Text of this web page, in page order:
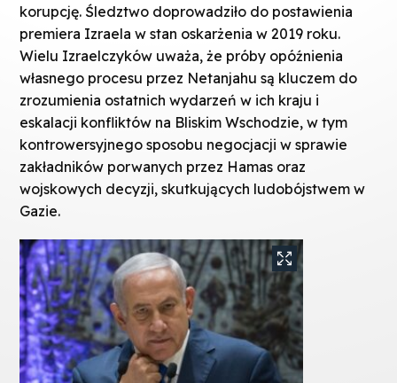
korupcję. Śledztwo doprowadziło do postawienia
premiera Izraela w stan oskarżenia w 2019 roku.
Wielu Izraelczyków uważa, że próby opóźnienia
własnego procesu przez Netanjahu są kluczem do
zrozumienia ostatnich wydarzeń w ich kraju i
eskalacji konfliktów na Bliskim Wschodzie, w tym
kontrowersyjnego sposobu negocjacji w sprawie
zakładników porwanych przez Hamas oraz
wojskowych decyzji, skutkujących ludobójstwem w
Gazie.